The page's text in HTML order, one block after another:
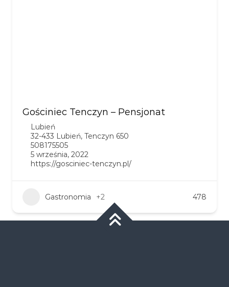
Gościniec Tenczyn – Pensjonat
Lubień
32-433 Lubień, Tenczyn 650
508175505
5 września, 2022
https://gosciniec-tenczyn.pl/
Gastronomia +2 478